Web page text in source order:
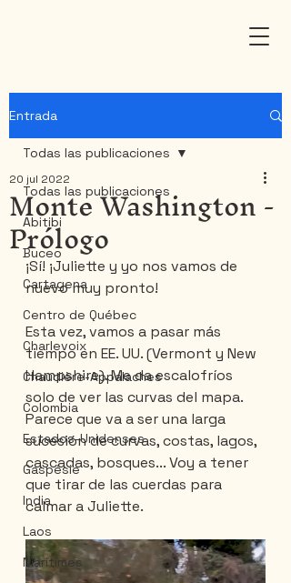
Entrada
Todas las publicaciones
Abitibi
Buceo
Cartagena
Centro de Québec
Charlevoix
Chaudière-Appalaches
Colombia
Estados-Unidenses
Gaspésie
India
Laos
Maritimes
Todas las publicaciones
Monte Washington -
Prólogo
20 jul 2022
¡Sí! ¡Juliette y yo nos vamos de
nuevo muy pronto!
Esta vez, vamos a pasar más
tiempo en EE. UU. (Vermont y New
Hampshire). Me da escalofríos
solo de ver las curvas del mapa.
Parece que va a ser una larga
sucesión de curvas, costas, lagos,
cascadas, bosques... Voy a tener
que tirar de las cuerdas para
calmar a Juliette.